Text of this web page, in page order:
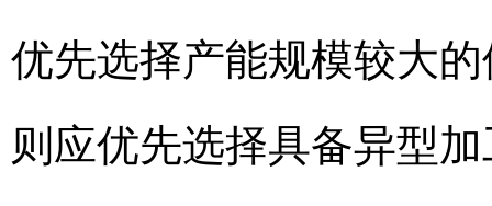
优先选择产能规模较大
则应优先选择具备异型